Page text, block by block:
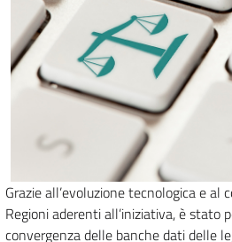
Grazie all’evoluzione tecnologica e al
Regioni aderenti all’iniziativa, è stato
convergenza delle banche dati delle